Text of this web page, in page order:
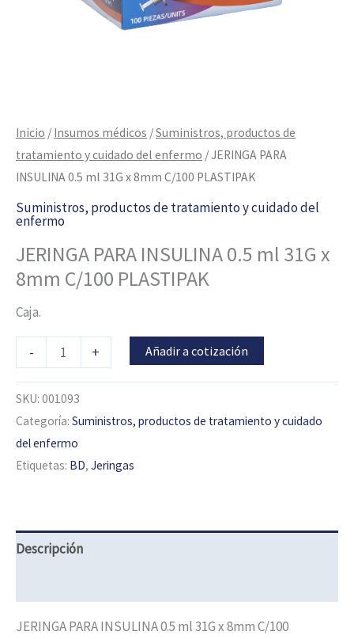
Inicio / Insumos médicos /Suministros, productos de
tratamiento y cuidado del enfermo / JERINGA PARA
INSULINA 0.5 ml 31G x 8mm C/100 PLASTIPAK
Suministros, productos de tratamiento y cuidado del
enfermo
JERINGA PARA INSULINA 0.5 ml 31G x
8mm C/100 PLASTIPAK
Caja.
- + Añadir a cotización
SKU: 001093
Categoría: Suministros, productos de tratamiento y cuidado
del enfermo
Etiquetas: BD, Jeringas
Descripción
JERINGA PARA INSULINA 0.5 ml 31G x 8mm C/100